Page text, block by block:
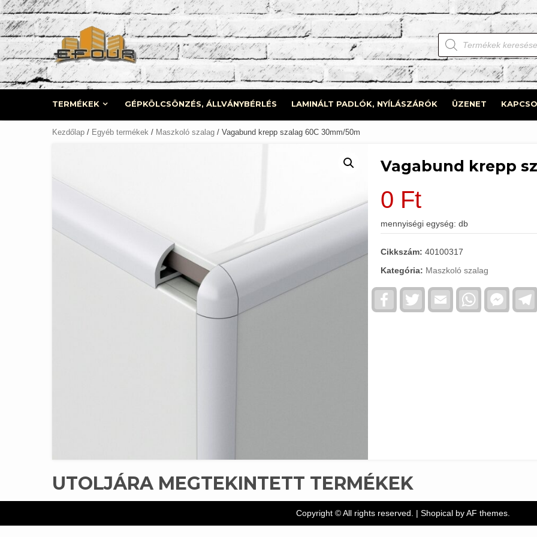
Skip
to
content
Products
search
TERMÉKEK GÉPKÖLCSÖNZÉS, ÁLLVÁNYBÉRLÉS LAMINÁLT PADLÓK, NYÍLÁSZÁRÓK ÜZENET
Kezdőlap / Egyéb termékek / Maszkoló szalag / Vagabund krepp szalag 60C 30mm/50m
Vagabund krepp
0 Ft
mennyiségi egység: db
Cikkszám:40100317
Kategória: Maszkoló szalag
FacebookTwitter Email WhatsApp
UTOLJÁRA MEGTEKINTETT TERMÉKEK
Copyright © All rights reserved. | Shopicalby AF themes.